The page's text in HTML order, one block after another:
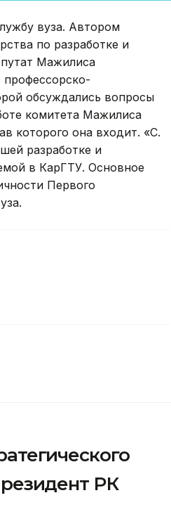
вуза. Автором
по разработке и
Мажилиса
профессорско-
обсуждались вопросы
комитета Мажилиса
которого она входит. «С.
разработке и
в КарГТУ. Основное
Первого
РК